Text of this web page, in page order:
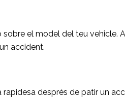
el model del teu
accident.
després de patir un